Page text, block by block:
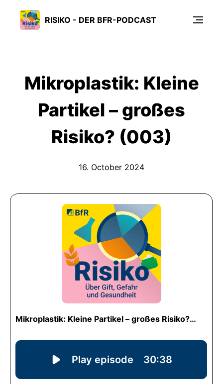
RISIKO - DER BFR-PODCAST
Mikroplastik: Kleine
Partikel – großes
Risiko? (003)
16. October 2024